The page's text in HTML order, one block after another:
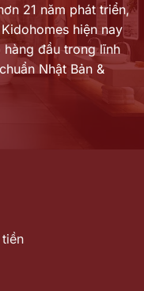
21 năm phát triển,
Kidohomes hiện nay
đầu trong lĩnh
Nhật Bản &